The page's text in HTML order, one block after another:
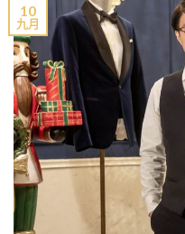
10
九月